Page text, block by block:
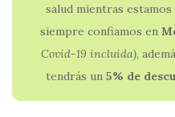
salud mientras
siempre confiamos en
Covid-19 incluida),
tendrás un 5% de